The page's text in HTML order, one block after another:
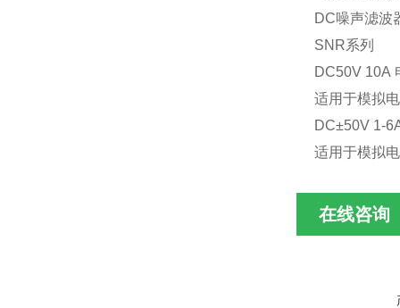
DC噪声滤波
SNR系列
DC50V 10A
适用于模拟
DC±50V 1-
适用于模拟
在线咨询